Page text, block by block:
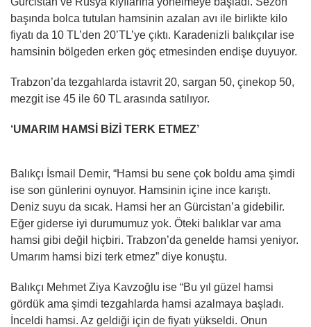
başında bolca tutulan hamsinin azalan avı ile birlikte kilo
fiyatı da 10 TL’den 20’TL’ye çıktı. Karadenizli balıkçılar ise
hamsinin bölgeden erken göç etmesinden endişe duyuyor.
Trabzon’da tezgahlarda istavrit 20, sargan 50, çinekop 50,
mezgit ise 45 ile 60 TL arasında satılıyor.
‘UMARIM HAMSİ BİZİ TERK ETMEZ’
Balıkçı İsmail Demir, “Hamsi bu sene çok boldu ama şimdi
ise son günlerini oynuyor. Hamsinin içine ince karıştı.
Deniz suyu da sıcak. Hamsi her an Gürcistan’a gidebilir.
Eğer giderse iyi durumumuz yok. Öteki balıklar var ama
hamsi gibi değil hiçbiri. Trabzon’da genelde hamsi yeniyor.
Umarım hamsi bizi terk etmez” diye konuştu.
Balıkçı Mehmet Ziya Kavzoğlu ise “Bu yıl güzel hamsi
gördük ama şimdi tezgahlarda hamsi azalmaya başladı.
İnceldi hamsi. Az geldiği için de fiyatı yükseldi. Onun